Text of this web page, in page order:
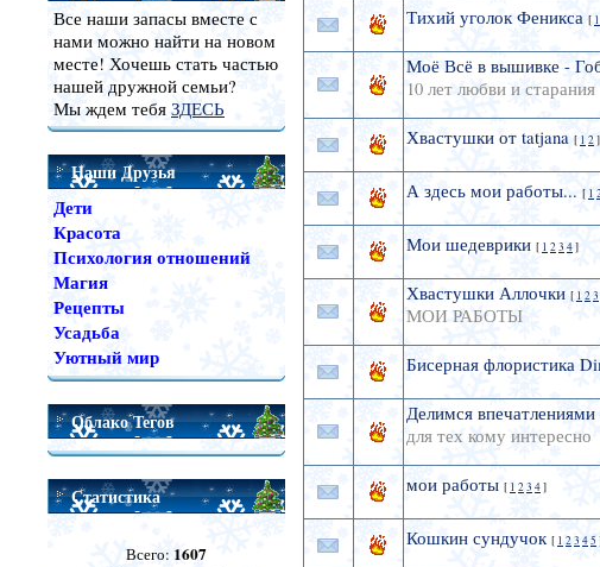
Все наши запасы вместе с
нами можно найти на новом
месте! Хочешь стать частью
нашей дружной семьи?
Мы ждем тебя ЗДЕСЬ
Наши Друзья
Дети
Красота
Психология отношений
Магия
Рецепты
Усадьба
Уютный мир
Облако Тегов
Статистика
Всего: 1607
Тихий уголок Феникса [ 1
Моё Всё в вышивке -
10 лет любви и старания
Хвастушки от tatjana [ 1 2]
А здесь мои работы... [ 1
Мои шедеврики [ 1 23 4]
Хвастушки Аллочки [ 1 23
МОИ РАБОТЫ
Бисерная флористика
Делимся
для тех кому интересно
мои работы [ 1 23 4]
Кошкин сундучок [ 1 23 45